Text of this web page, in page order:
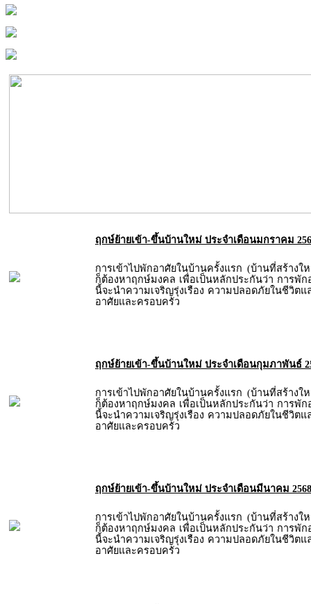
ฤกษ์ย้ายเข้า-ขึ้นบ้านใหม่ ประจำเดือนมกราคม
การเข้าไปพักอาศัยในบ้านครั้งแรก (บ้านที่สร้าง
ก็ต้องหาฤกษ์มงคล เพื่อเป็นหลักประกันว่า การพั
นี้จะนำความเจริญรุ่งเรือง ความปลอดภัยในชีวิต
อาศัยและครอบครัว
ฤกษ์ย้ายเข้า-ขึ้นบ้านใหม่ ประจำเดือนกุมภาพันธ์
การเข้าไปพักอาศัยในบ้านครั้งแรก (บ้านที่สร้าง
ก็ต้องหาฤกษ์มงคล เพื่อเป็นหลักประกันว่า การพั
นี้จะนำความเจริญรุ่งเรือง ความปลอดภัยในชีวิต
อาศัยและครอบครัว
ฤกษ์ย้ายเข้า-ขึ้นบ้านใหม่ ประจำเดือนมีนาคม 2568
การเข้าไปพักอาศัยในบ้านครั้งแรก (บ้านที่สร้าง
ก็ต้องหาฤกษ์มงคล เพื่อเป็นหลักประกันว่า การพั
นี้จะนำความเจริญรุ่งเรือง ความปลอดภัยในชีวิต
อาศัยและครอบครัว